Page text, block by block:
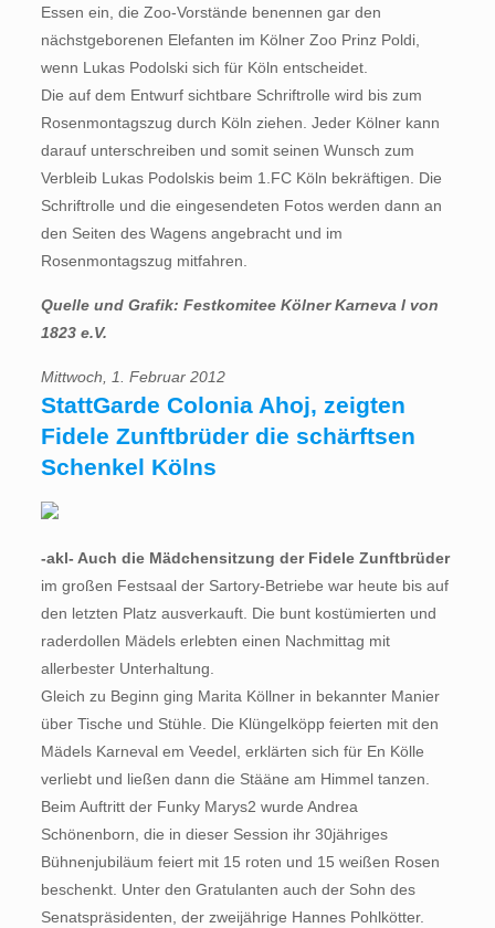
Essen ein, die Zoo-Vorstände benennen gar den
nächstgeborenen Elefanten im Kölner Zoo Prinz Poldi,
wenn Lukas Podolski sich für Köln entscheidet.
Die auf dem Entwurf sichtbare Schriftrolle wird bis zum
Rosenmontagszug durch Köln ziehen. Jeder Kölner kann
darauf unterschreiben und somit seinen Wunsch zum
Verbleib Lukas Podolskis beim 1.FC Köln bekräftigen. Die
Schriftrolle und die eingesendeten Fotos werden dann an
den Seiten des Wagens angebracht und im
Rosenmontagszug mitfahren.
Quelle und Grafik: Festkomitee Kölner Karneva l von
1823 e.V.
Mittwoch, 1. Februar 2012
StattGarde Colonia Ahoj, zeigten
Fidele Zunftbrüder die schärftsen
Schenkel Kölns
-akl- Auch die Mädchensitzung der Fidele Zunftbrüder
im großen Festsaal der Sartory-Betriebe war heute bis auf
den letzten Platz ausverkauft. Die bunt kostümierten und
raderdollen Mädels erlebten einen Nachmittag mit
allerbester Unterhaltung.
Gleich zu Beginn ging Marita Köllner in bekannter Manier
über Tische und Stühle. Die Klüngelköpp feierten mit den
Mädels Karneval em Veedel, erklärten sich für En Kölle
verliebt und ließen dann die Stääne am Himmel tanzen.
Beim Auftritt der Funky Marys2 wurde Andrea
Schönenborn, die in dieser Session ihr 30jähriges
Bühnenjubiläum feiert mit 15 roten und 15 weißen Rosen
beschenkt. Unter den Gratulanten auch der Sohn des
Senatspräsidenten, der zweijährige Hannes Pohlkötter.